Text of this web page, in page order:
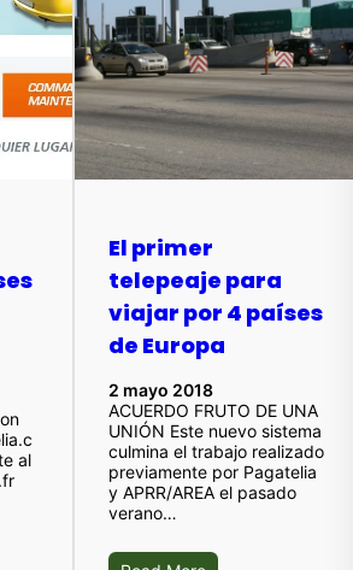
al
El primer
telepeaje para
viajar por 4 países
de Europa
2 mayo 2018
ACUERDO FRUTO DE UNA
UNIÓN Este nuevo sistema
culmina el trabajo realizado
previamente por Pagatelia
y APRR/AREA el pasado
verano…